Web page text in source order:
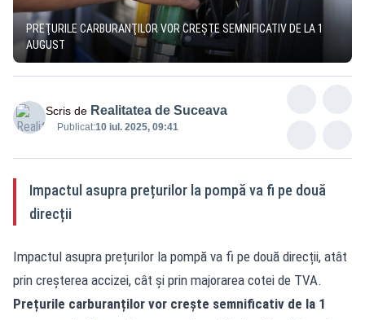
PREŢURILE CARBURANŢILOR VOR CREŞTE SEMNIFICATIV DE LA 1
AUGUST
Scris de Realitatea de Suceava
Publicat:10 iul. 2025, 09:41
Impactul asupra prețurilor la pompă va fi pe două
direcții
Impactul asupra prețurilor la pompă va fi pe două direcții, atât
prin creșterea accizei, cât și prin majorarea cotei de TVA.
Prețurile carburanților vor crește semnificativ de la 1